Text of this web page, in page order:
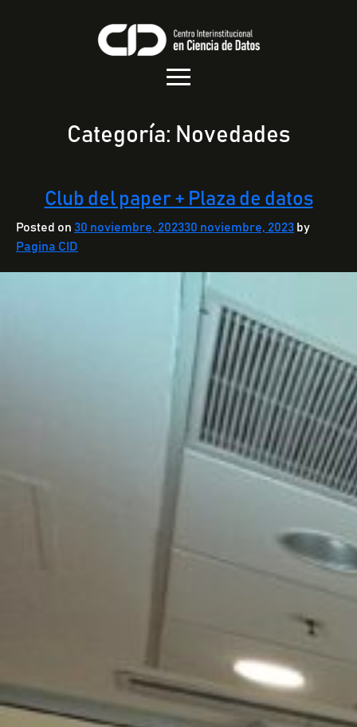
Categoría: Novedades
Club del paper + Plaza de datos
Posted on 30 noviembre, 202330 noviembre, 2023 by
Pagina CID